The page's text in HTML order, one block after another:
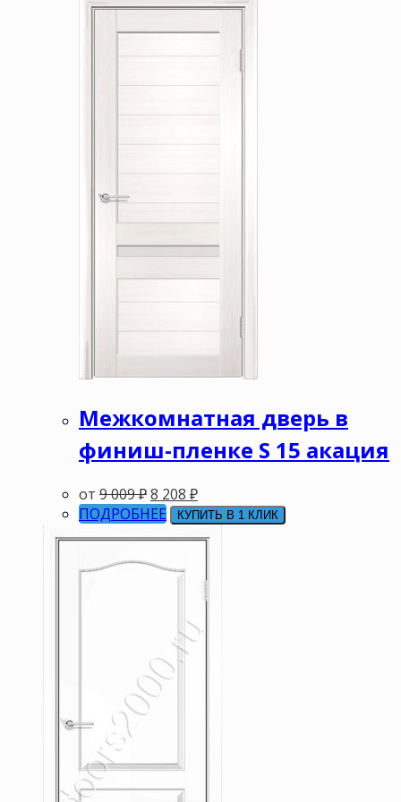
Межкомнатная дверь в
финиш-пленке S 15 акация
от 9 009₽8 208 ₽
ПОДРОБНЕЕ
КУПИТЬ В 1 КЛИК